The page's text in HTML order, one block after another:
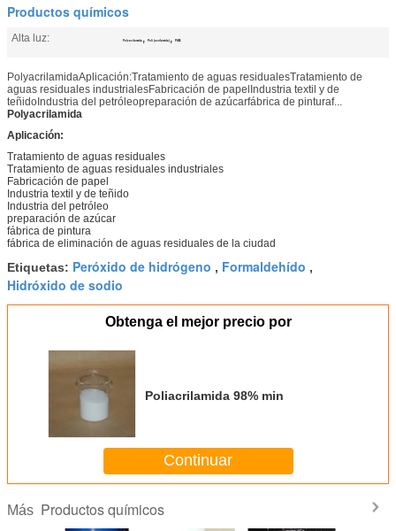
Productos químicos
Alta luz: Polyacilamida , Poli (acrilamida) , PAM
PolyacrilamidaAplicación:Tratamiento de aguas residualesTratamiento de
aguas residuales industrialesFabricación de papelIndustria textil y de
teñidoIndustria del petróleopreparación de azúcarfábrica de pinturaf...
Polyacrilamida
Aplicación:
Tratamiento de aguas residuales
Tratamiento de aguas residuales industriales
Fabricación de papel
Industria textil y de teñido
Industria del petróleo
preparación de azúcar
fábrica de pintura
fábrica de eliminación de aguas residuales de la ciudad
Etiquetas: Peróxido de hidrógeno , Formaldehído ,
Hidróxido de sodio
Obtenga el mejor precio por
Poliacrilamida 98% min
Continuar
Más Productos químicos